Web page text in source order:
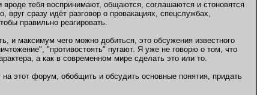
тебя воспринимают, общаются, соглашаются и стоновятся
вруг сразу идёт разговор о провакациях, спецслужбах,
правильно реагировать.
и максимум чего можно добиться, это обсужения известного
"противостоять" пугают. Я уже не говорю о том, что
а как в современном мире сделать это или то.
этот форум, обобщить и обсудить основные понятия, придать